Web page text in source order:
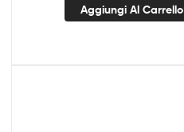
Aggiungi Al Carrello